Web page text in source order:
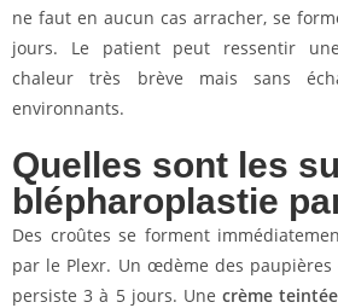
ne faut en aucun cas arracher, se
jours. Le patient peut ressentir
chaleur très brève mais sans
environnants.
Quelles sont les
blépharoplastie
Des croûtes se forment
par le Plexr. Un œdème des
persiste 3 à 5 jours. Unecrème